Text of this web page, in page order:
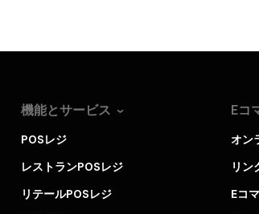
機能とサービス
POSレジ
レストランPOSレジ
リテールPOSレジ
Eコ
オン
リン
Eコ